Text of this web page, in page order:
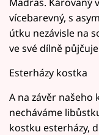
vícebarevný, s
útku nezávisle na
ve své dílně
Esterházy kostka
A na závěr našeho
necháváme
kostku esterházy,